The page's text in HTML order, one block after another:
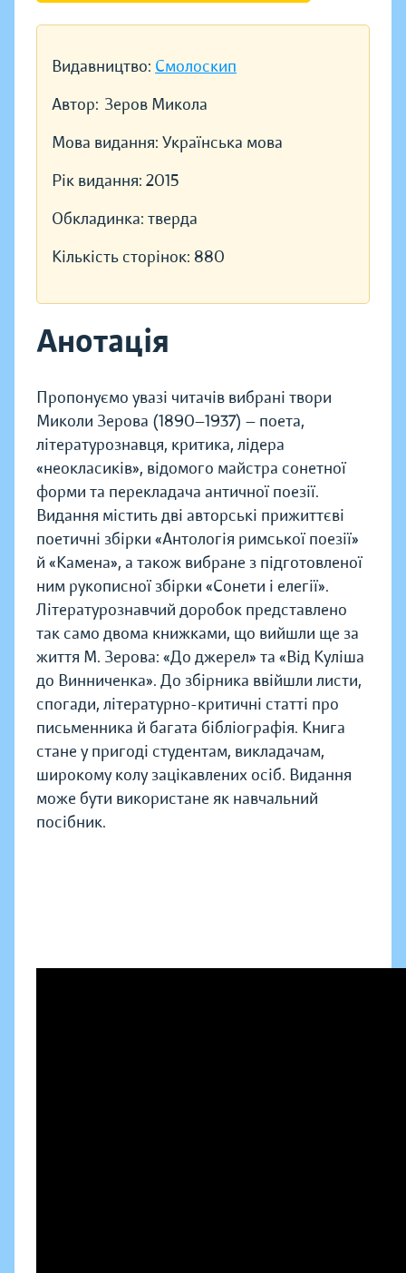
Видавництво: Смолоскип
Автор: Зеров Микола
Мова видання: Українська мова
Рік видання: 2015
Обкладинка: тверда
Кількість сторінок: 880
Анотація
Пропонуємо увазі читачів вибрані твори
Миколи Зерова (1890—1937) — поета,
літературознавця, критика, лідера
«неокласиків», відомого майстра сонетної
форми та перекладача античної поезії.
Видання містить дві авторські прижиттєві
поетичні збірки «Антологія римської поезії»
й «Камена», а також вибране з підготовленої
ним рукописної збірки «Сонети і елегії».
Літературознавчий доробок представлено
так само двома книжками, що вийшли ще за
життя М. Зерова: «До джерел» та «Від Куліша
до Винниченка». До збірника ввійшли листи,
спогади, літературно-критичні статті про
письменника й багата бібліографія. Книга
стане у пригоді студентам, викладачам,
широкому колу зацікавлених осіб. Видання
може бути використане як навчальний
посібник.